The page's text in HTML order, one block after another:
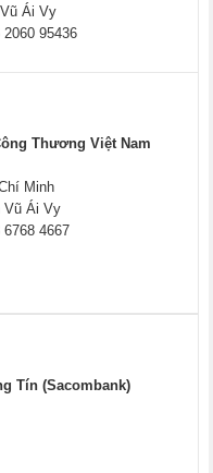
Ái Vy
2060 95436
Thương Việt Nam
Minh
Vũ Ái Vy
6768 4667
Tín (Sacombank)